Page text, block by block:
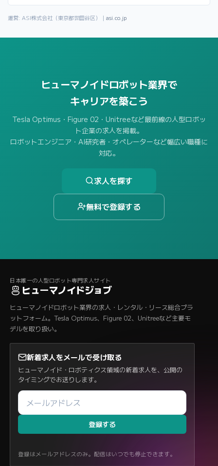
運営: ASI株式会社（東京都世田谷区）｜ asi.co.jp
ヒューマノイドロボット業界で
キャリアを築こう
Tesla Optimus・Figure 02・Unitreeなど最前線の人型ロボッ
ト企業の求人を掲載。
ロボットエンジニア・AI研究者・オペレーターなど幅広い職種に
対応。
求人を探す
無料で登録する
日本唯一の人型ロボット専門求人サイト
ヒューマノイドジョブ
ヒューマノイドロボット業界の求人・レンタル・リース総合プラ
ットフォーム。Tesla Optimus、Figure 02、Unitreeなど主要モ
デルを取り扱い。
新着求人をメールで受け取る
ヒューマノイド・ロボティクス領域の新着求人を、公開の
タイミングでお送りします。
登録する
登録はメールアドレスのみ。配信はいつでも停止できます。